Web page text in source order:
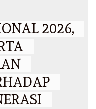
2026,